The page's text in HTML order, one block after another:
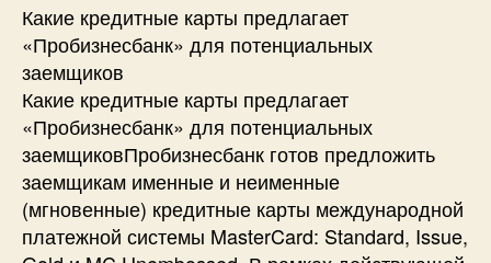
Какие кредитные карты предлагает
«Пробизнесбанк» для потенциальных
заемщиков
Какие кредитные карты предлагает
«Пробизнесбанк» для потенциальных
заемщиковПробизнесбанк готов предложить
заемщикам именные и неименные
(мгновенные) кредитные карты международной
платежной системы MasterCard: Standard, Issue,